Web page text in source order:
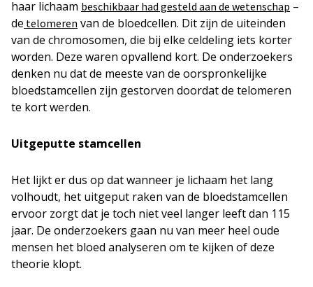
haar lichaam beschikbaar had gesteld aan de wetenschap –
de telomeren van de bloedcellen. Dit zijn de uiteinden
van de chromosomen, die bij elke celdeling iets korter
worden. Deze waren opvallend kort. De onderzoekers
denken nu dat de meeste van de oorspronkelijke
bloedstamcellen zijn gestorven doordat de telomeren
te kort werden.
Uitgeputte stamcellen
Het lijkt er dus op dat wanneer je lichaam het lang
volhoudt, het uitgeput raken van de bloedstamcellen
ervoor zorgt dat je toch niet veel langer leeft dan 115
jaar. De onderzoekers gaan nu van meer heel oude
mensen het bloed analyseren om te kijken of deze
theorie klopt.